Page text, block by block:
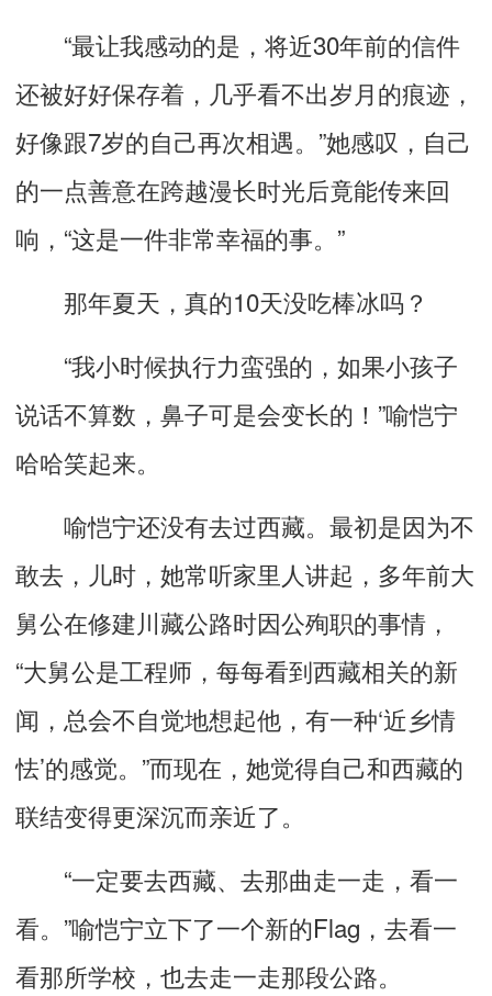
“最让我感动的是，将近30年前的信件
还被好好保存着，几乎看不出岁月的痕迹，
好像跟7岁的自己再次相遇。”她感叹，自己
的一点善意在跨越漫长时光后竟能传来回
响，“这是一件非常幸福的事。”
那年夏天，真的10天没吃棒冰吗？
“我小时候执行力蛮强的，如果小孩子
说话不算数，鼻子可是会变长的！”喻恺宁
哈哈笑起来。
喻恺宁还没有去过西藏。最初是因为不
敢去，儿时，她常听家里人讲起，多年前大
舅公在修建川藏公路时因公殉职的事情，
“大舅公是工程师，每每看到西藏相关的新
闻，总会不自觉地想起他，有一种‘近乡情
怯’的感觉。”而现在，她觉得自己和西藏的
联结变得更深沉而亲近了。
“一定要去西藏、去那曲走一走，看一
看。”喻恺宁立下了一个新的Flag，去看一
看那所学校，也去走一走那段公路。